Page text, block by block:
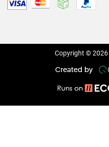
Copyright © 2026